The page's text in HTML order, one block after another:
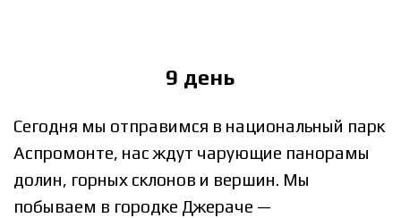
9 день
Сегодня мы отправимся в национальный парк
Аспромонте, нас ждут чарующие панорамы
долин, горных склонов и вершин. Мы
побываем в городке Джераче —